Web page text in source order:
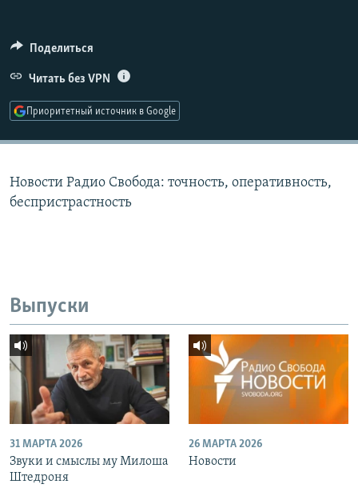
ПОДПИШИТЕСЬ НА РАССЫЛКУ
СОЦИАЛЬНЫЕ СЕТИ
Поделиться
Читать без VPN
Приоритетный источник в Google
Новости Радио Свобода: точность, оперативность,
беспристрастность
Выпуски
31 МАРТА 2026
Звуки и смыслы му Милоша
Штедроня
26 МАРТА 2026
Новости